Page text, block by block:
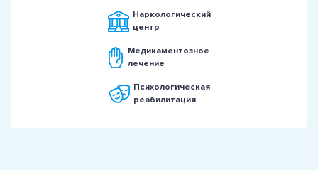
Наркологический
центр
Медикаментозное
лечение
Психологическая
реабилитация